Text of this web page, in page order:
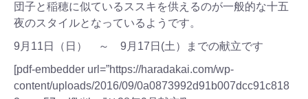
団子と稲穂に似ているススキを供えるのが一般的な十五
夜のスタイルとなっているようです。
9月11日（日） ～ 9月17日(土）までの献立です
[pdf-embedder url=”https://haradakai.com/wp-
content/uploads/2016/09/0a0873992d91b007dcc91c818